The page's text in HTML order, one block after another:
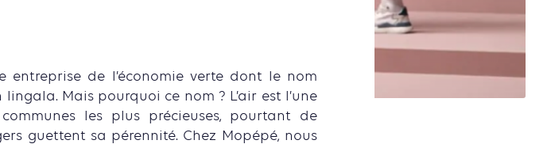
entreprise de l’économie verte dont le nom
lingala. Mais pourquoi ce nom ? L’air est l’une
communes les plus précieuses, pourtant de
guettent sa pérennité. Chez Mopépé, nous